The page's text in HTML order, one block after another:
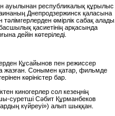
ауылынан республикалық құрылыс
Днепродзержинск қаласына
өмірлік сабақ алады.
қасиетінің арқасында
дейін көтеріледі.
Құсайынов пен режиссер
Сонымен қатар, фильмде
көріністер бар.
киногерлер сол кезеңнің
суретші Сәбит Құрманбеков
күйреуі») алып шыққан.